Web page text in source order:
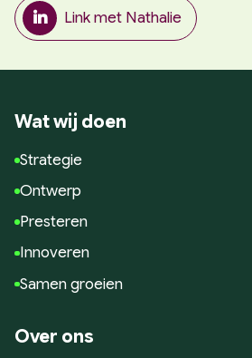
Link met Nathalie
Wat wij doen
Strategie
Ontwerp
Presteren
Innoveren
Samen groeien
Over ons